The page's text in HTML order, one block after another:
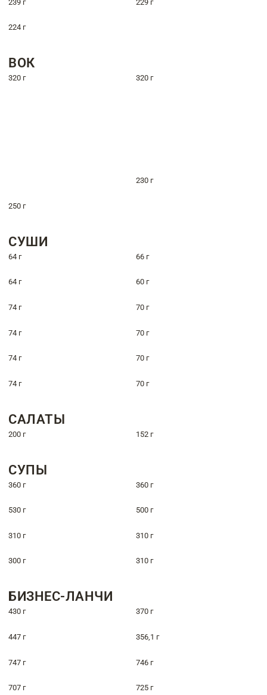
239 г 229 г
224 г
ВОК
320 г 320 г
230 г
250 г
СУШИ
64 г 66 г
64 г 60 г
74 г 70 г
74 г 70 г
74 г 70 г
74 г 70 г
САЛАТЫ
200 г 152 г
СУПЫ
360 г 360 г
530 г 500 г
310 г 310 г
300 г 310 г
БИЗНЕС-ЛАНЧИ
430 г 370 г
447 г 356,1 г
747 г 746 г
707 г 725 г